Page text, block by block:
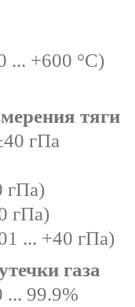
... +600 °C)
тяги
гПа
гПа)
гПа)
... +40 гПа)
газа
... 99.9%